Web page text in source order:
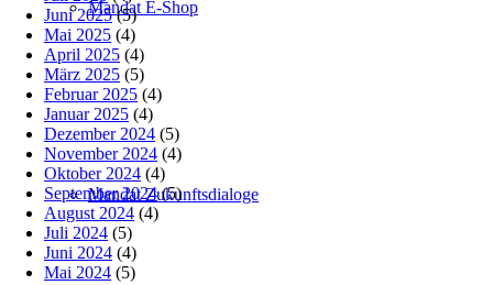
Mandat E-Shop
Mandat Zukunftsdialoge
Juni 2025(5)
Mai 2025 (4)
April 2025 (4)
März 2025 (5)
Februar 2025 (4)
Januar 2025 (4)
Dezember 2024 (5)
November 2024 (4)
Oktober 2024 (4)
September 2024(5)
August 2024 (4)
Juli 2024 (5)
Juni 2024 (4)
Mai 2024 (5)